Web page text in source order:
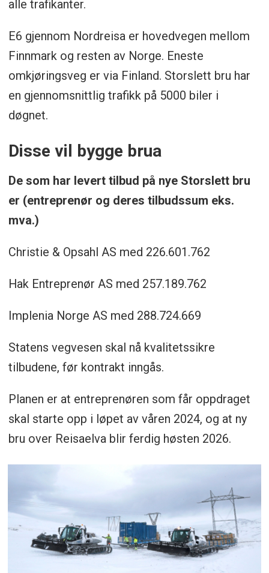
alle trafikanter.
E6 gjennom Nordreisa er hovedvegen mellom
Finnmark og resten av Norge. Eneste
omkjøringsveg er via Finland. Storslett bru har
en gjennomsnittlig trafikk på 5000 biler i
døgnet.
Disse vil bygge brua
De som har levert tilbud på nye Storslett bru
er (entreprenør og deres tilbudssum eks.
mva.)
Christie & Opsahl AS med 226.601.762
Hak Entreprenør AS med 257.189.762
Implenia Norge AS med 288.724.669
Statens vegvesen skal nå kvalitetssikre
tilbudene, før kontrakt inngås.
Planen er at entreprenøren som får oppdraget
skal starte opp i løpet av våren 2024, og at ny
bru over Reisaelva blir ferdig høsten 2026.